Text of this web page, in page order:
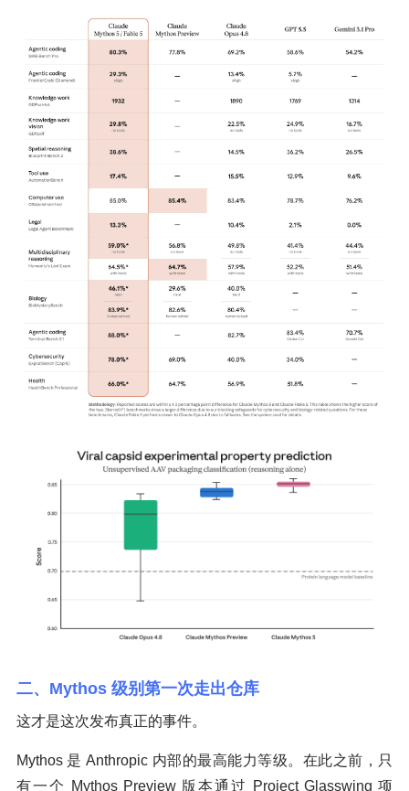
二、Mythos 级别第一次走出仓库
这才是这次发布真正的事件。
Mythos 是 Anthropic 内部的最高能力等级。在此之前，只
有一个 Mythos Preview 版本通过 Project Glasswing 项